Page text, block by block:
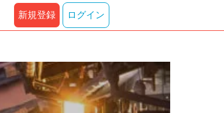
新規登録 ログイン